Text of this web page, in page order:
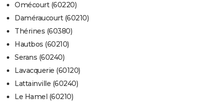
Omécourt (60220)
Daméraucourt (60210)
Thérines (60380)
Hautbos (60210)
Serans (60240)
Lavacquerie (60120)
Lattainville (60240)
Le Hamel (60210)